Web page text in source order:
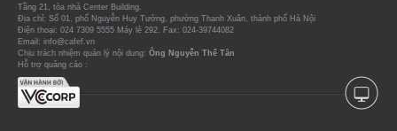
Tầng 21, tòa nhà Center Building.
Địa chỉ: Số 01, phố Nguyễn Huy Tưởng, phường Thanh Xuân, thành phố Hà Nội
Điện thoại: 024 7309 5555 Máy lẻ 292. Fax: 024-39744082
Email: info@cafef.vn
Chịu trách nhiệm quản lý nội dung: Ông Nguyễn Thế Tân
Hỗ trợ quảng cáo :